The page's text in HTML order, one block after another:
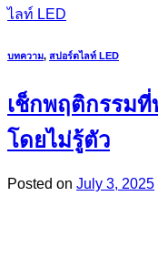
ไลท์ LED
บทความ, สปอร์ตไลท์ LED
เช็กพฤติกรรม
โดยไม่รู้ตัว
Posted on July 3, 2025